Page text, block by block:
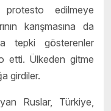
edilmeye
karışmasına da
tepki gösterenler
etti. Ülkeden gitme
girdiler.
Ruslar, Türkiye,